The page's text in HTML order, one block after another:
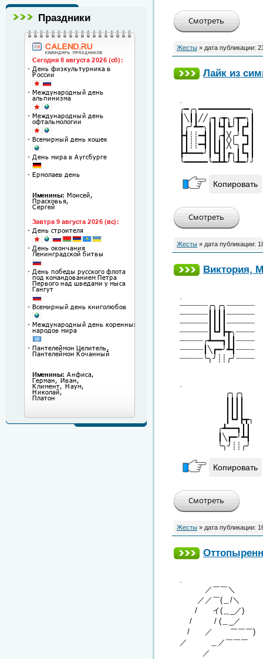
Праздники
Жесты » дата публикации:
Лайк из
.
╭━╭╮━━━━━━━━━━━╮
┃╲┃┃╱╱╭┓╭┳╮╭┳━╮┃
┃╭╯┻━╮┃┃┗┫┗╯┃┏┛┃
┣┫┊┊━┫┃┃╭┫╳╭╯┗┓┃
┃┃┊┊━┫┃┃┃┃╳╰╮┏┛┃
┣┻━━━╯┃┗┫┃┏╮┃┗┓┃
╰━━━━━╰━┻┻╯╰┻━╯╯
Копировать
Жесты » дата публикации:
Виктория,
.
┈┈┈┈┈┈╭╮╭╮┈┈┈┈┈┈
┈┈┈┈┈┈┃┃┃┃┈┈┈┈┈┈
┈┈┈┈┈┈┃┃┃┃┈┈┈┈┈┈
┈┈┈┈┈┈┃┗┛┣┳╮┈┈┈┈
┈┈┈┈┈╭┻━━┓┃┃┈┈┈┈
┈┈┈┈┈┃╲┏━╯┻┫┈┈┈┈
┈┈┈┈┈╰╮╯┊┊╭╯┈┈┈┈
Копировать
Жесты » дата публикации:
.
／￣￣＼
／／￣(＿/＼
/ イ(＿_／)
/ / (＿_／
/ ／ ￣￣￣)
／ ＿／￣￣￣
／